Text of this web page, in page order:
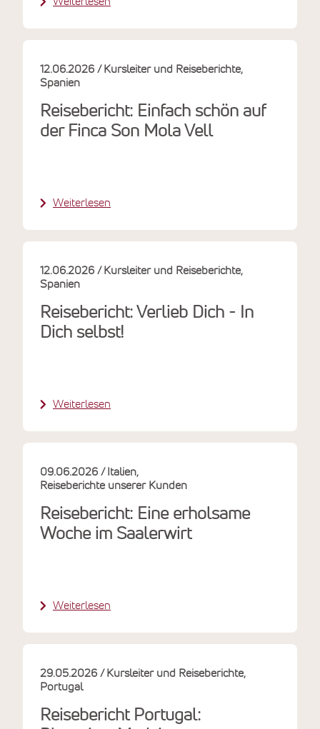
Reisebericht: Einfach schön auf
der Finca Son Mola Vell
12.06.2026
Kursleiter und Reiseberichte
Spanien
Weiterlesen
Reisebericht: Verlieb Dich - In
Dich selbst!
12.06.2026
Kursleiter und Reiseberichte
Spanien
Weiterlesen
Reisebericht: Eine erholsame
Woche im Saalerwirt
09.06.2026
Italien
Reiseberichte unserer Kunden
Weiterlesen
Reisebericht Portugal:
29.05.2026
Kursleiter und Reiseberichte
Portugal